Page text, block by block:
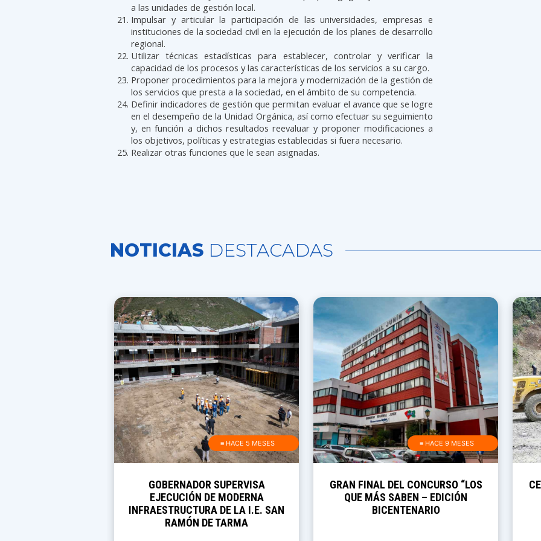
a las unidades de gestión local.
Impulsar y articular la participación de las universidades, empresas e
instituciones de la sociedad civil en la ejecución de los planes de desarrollo
regional.
Utilizar técnicas estadísticas para establecer, controlar y verificar la
capacidad de los procesos y las características de los servicios a su cargo.
Proponer procedimientos para la mejora y modernización de la gestión de
los servicios que presta a la sociedad, en el ámbito de su competencia.
Definir indicadores de gestión que permitan evaluar el avance que se logre
en el desempeño de la Unidad Orgánica, así como efectuar su seguimiento
y, en función a dichos resultados reevaluar y proponer modificaciones a
los objetivos, políticas y estrategias establecidas si fuera necesario.
Realizar otras funciones que le sean asignadas.
NOTICIAS DESTACADAS
≡ HACE 5 MESES
GOBERNADOR SUPERVISA
EJECUCIÓN DE MODERNA
INFRAESTRUCTURA DE LA I.E. SAN
RAMÓN DE TARMA
≡ HACE 9 MESES
GRAN FINAL DEL CONCURSO “LOS
QUE MÁS SABEN – EDICIÓN
BICENTENARIO